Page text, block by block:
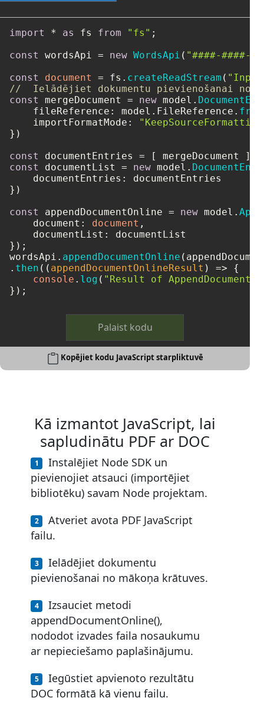
import * as fs from "fs" ;
const
wordsApi = new WordsApi ( "####-####-
const
document = fs. createReadStream (
//  Ielādējiet dokumentu pievienošanai no
const
mergeDocument = new model.
fileReference : model. FileReference .
importFormatMode :
})
const
const
documentList = new model.
documentEntries : documentEntries
})
const
appendDocumentOnline = new model.
document : document ,
documentList : documentList
});
wordsApi. appendDocumentOnline
. then ( ( appendDocumentOnlineResult ) => {
console . log ( "Result of
Palaist kodu
Kopējiet kodu JavaScript starpliktuvē
Kā izmantot JavaScript, lai
sapludinātu PDF ar DOC
Instalējiet Node SDK un
pievienojiet atsauci (importējiet
bibliotēku) savam Node projektam.
Atveriet avota PDF JavaScript
failu.
Ielādējiet dokumentu
pievienošanai no mākoņa krātuves.
Izsauciet metodi
appendDocumentOnline(),
nododot izvades faila nosaukumu
ar nepieciešamo paplašinājumu.
Iegūstiet apvienoto rezultātu
DOC formātā kā vienu failu.